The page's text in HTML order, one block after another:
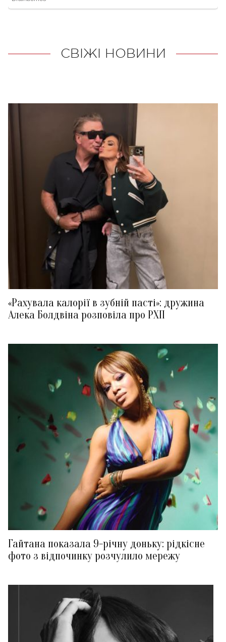
СВІЖІ НОВИНИ
«Рахувала калорії в зубній пасті»: дружина
Алека Болдвіна розповіла про РХП
Гайтана показала 9-річну доньку: рідкісне
фото з відпочинку розчулило мережу